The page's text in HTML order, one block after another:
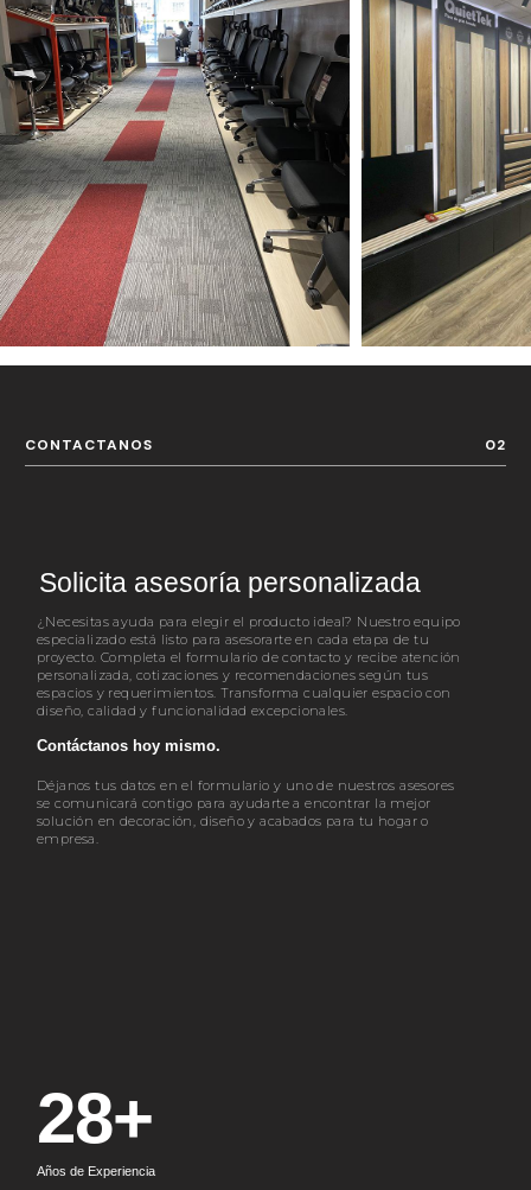
CONTACTANOS 02
Solicita asesoría personalizada
¿Necesitas ayuda para elegir el producto ideal? Nuestro equipo
especializado está listo para asesorarte en cada etapa de tu
proyecto. Completa el formulario de contacto y recibe atención
personalizada, cotizaciones y recomendaciones según tus
espacios y requerimientos. Transforma cualquier espacio con
diseño, calidad y funcionalidad excepcionales.
Contáctanos hoy mismo.
Déjanos tus datos en el formulario y uno de nuestros asesores
se comunicará contigo para ayudarte a encontrar la mejor
solución en decoración, diseño y acabados para tu hogar o
empresa.
28+
Años de Experiencia